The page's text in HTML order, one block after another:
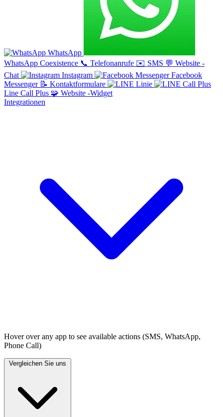
WhatsApp
WhatsApp Coexistence 📞 Telefonanrufe ✉️ SMS 💬 Website -
Chat
Instagram
Facebook
Messenger 📝 Kontaktformulare
Linie
Line Call Plus 🧩 Website -Widget
Integrationen
Hover over any app to see available actions (SMS, WhatsApp,
Phone Call)